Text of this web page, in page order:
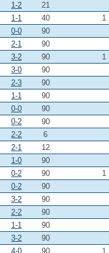
1-2
21
1-1 40
1
0-0
90
2-1
90
3-2 90
1
3-0
90
2-3
90
1-1
90
0-0
90
0-2
90
2-2
6
2-1
12
1-0
90
0-2 90
1
0-2
90
3-2
90
2-2
90
1-1
90
3-2
90
4-0 90 1